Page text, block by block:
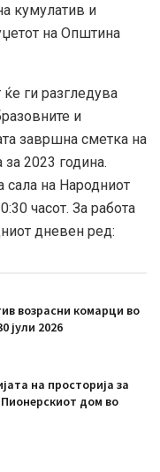
кумулатив и
на Општина
ги разгледува
и
завршна сметка на
за 2023 година.
на Народниот
часот. За работа
дневен ред:
возрасни комарци во
јули 2026
на просторија за
дом во